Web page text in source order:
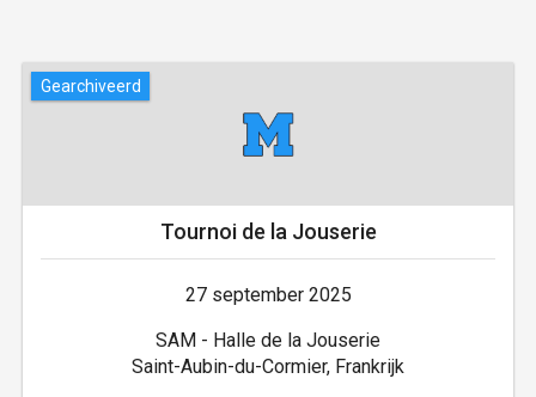
Gearchiveerd
Tournoi de la Jouserie
27 september 2025
SAM - Halle de la Jouserie
Saint-Aubin-du-Cormier, Frankrijk